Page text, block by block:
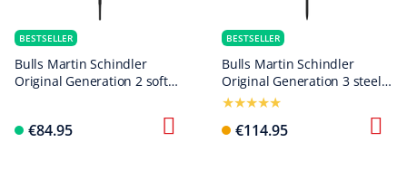
BESTSELLER
Bulls Martin Schindler
Original Generation 2 soft
€84.95
BESTSELLER
Bulls Martin Schindler
Original Generation 3 steel
darts
€114.95